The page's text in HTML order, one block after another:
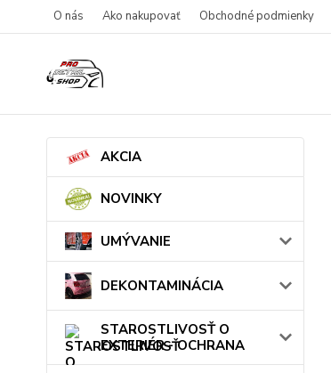
O nás Ako nakupovať Obchodné podmienky
AKCIA
NOVINKY
UMÝVANIE
DEKONTAMINÁCIA
STAROSTLIVOSŤ O
EXTERIÉR - OCHRANA